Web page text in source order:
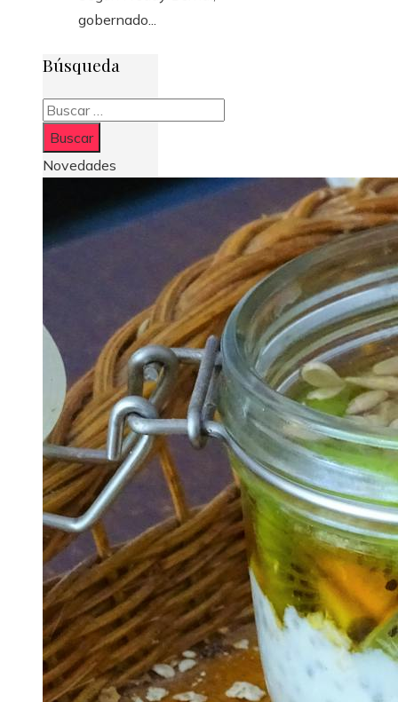
gobernado...
Búsqueda
Buscar:
Novedades